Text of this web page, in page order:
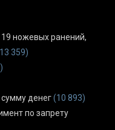
ножевых ранений,
359)
денег(10 893)
по запрету